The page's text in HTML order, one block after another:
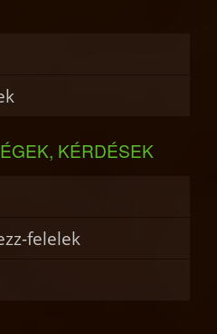
KÉRDÉSEK
felelek